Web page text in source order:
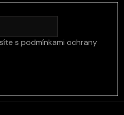
s podmínkami ochrany